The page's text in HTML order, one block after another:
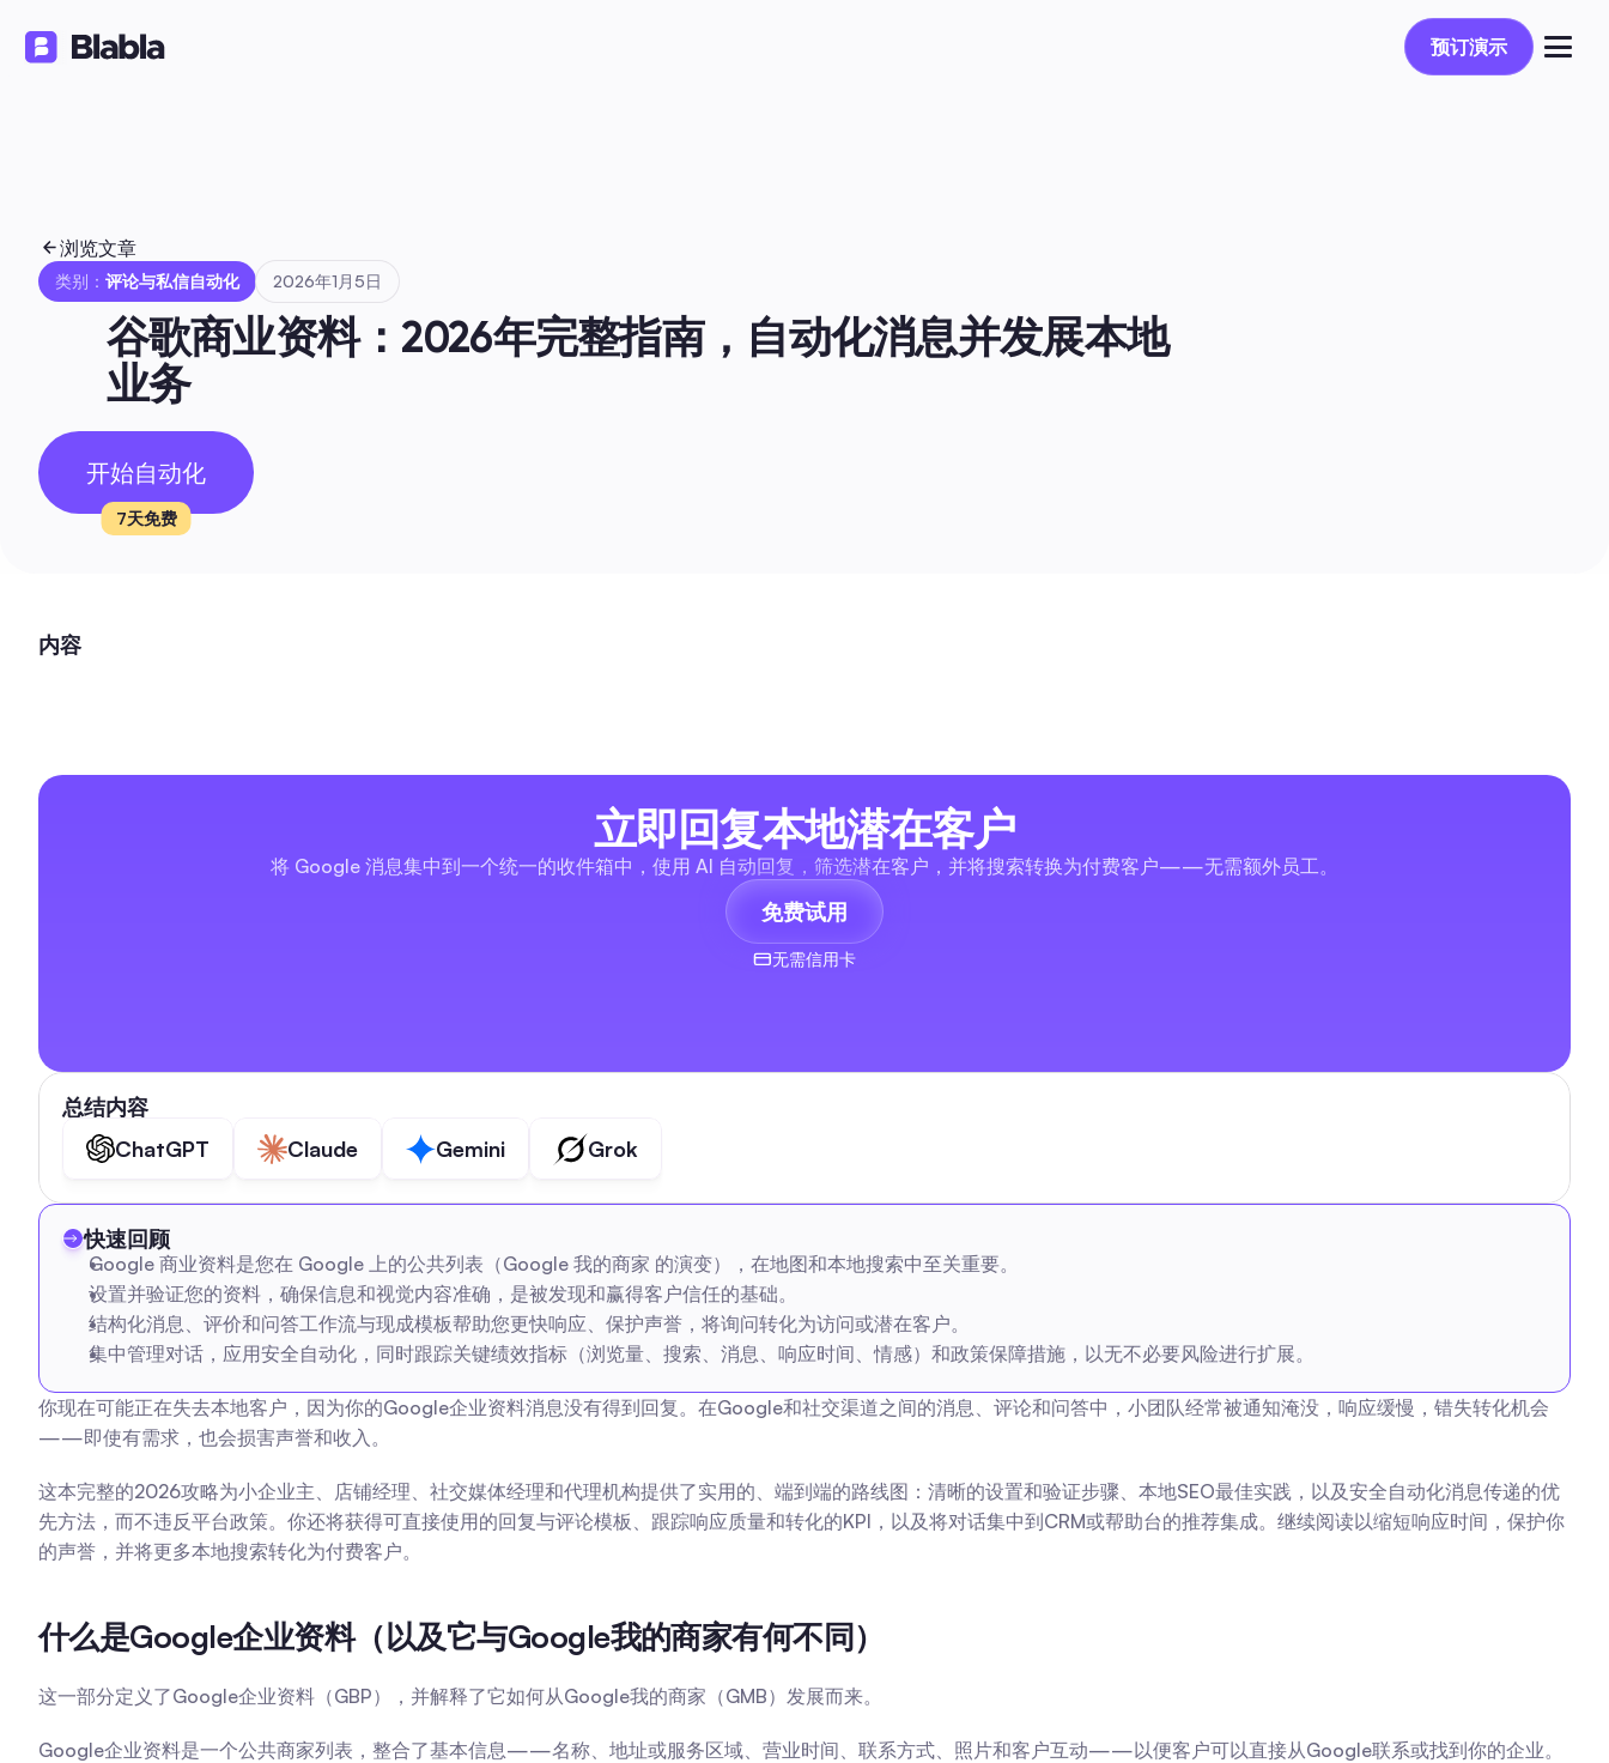
预订演示
预订演示
浏览文章
类别： 评论与私信自动化 2026年1月5日
谷歌商业资料：2026年完整指南，自动化消息并发展本地
业务
开始自动化
7天免费
内容
总结内容
ChatGPT
Claude Gemini Grok
快速回顾
Google 商业资料是您在 Google 上的公共列表（Google 我的商家 的演变），在地图和本地搜索中至关重要。
设置并验证您的资料，确保信息和视觉内容准确，是被发现和赢得客户信任的基础。
结构化消息、评价和问答工作流与现成模板帮助您更快响应、保护声誉，将询问转化为访问或潜在客户。
集中管理对话，应用安全自动化，同时跟踪关键绩效指标（浏览量、搜索、消息、响应时间、情感）和政策保障措施，以无不必要风险进行扩展。
你现在可能正在失去本地客户，因为你的Google企业资料消息没有得到回复。在Google和社交渠道之间的消息、评论和问答中，小团队经常被通知淹没，响应缓慢，错失转化机会
——即使有需求，也会损害声誉和收入。
这本完整的2026攻略为小企业主、店铺经理、社交媒体经理和代理机构提供了实用的、端到端的路线图：清晰的设置和验证步骤、本地SEO最佳实践，以及安全自动化消息传递的优
先方法，而不违反平台政策。你还将获得可直接使用的回复与评论模板、跟踪响应质量和转化的KPI，以及将对话集中到CRM或帮助台的推荐集成。继续阅读以缩短响应时间，保护你
的声誉，并将更多本地搜索转化为付费客户。
什么是Google企业资料（以及它与Google我的商家有何不同）
这一部分定义了Google企业资料（GBP），并解释了它如何从Google我的商家（GMB）发展而来。
Google企业资料是一个公共商家列表，整合了基本信息——名称、地址或服务区域、营业时间、联系方式、照片和客户互动——以便客户可以直接从Google联系或找到你的企业。
立即回复本地潜在客户
将 Google 消息集中到一个统一的收件箱中，使用 AI 自动回复，筛选潜在客户，并将搜索转换为付费客户——无需额外员工。
免费试用
无需信用卡